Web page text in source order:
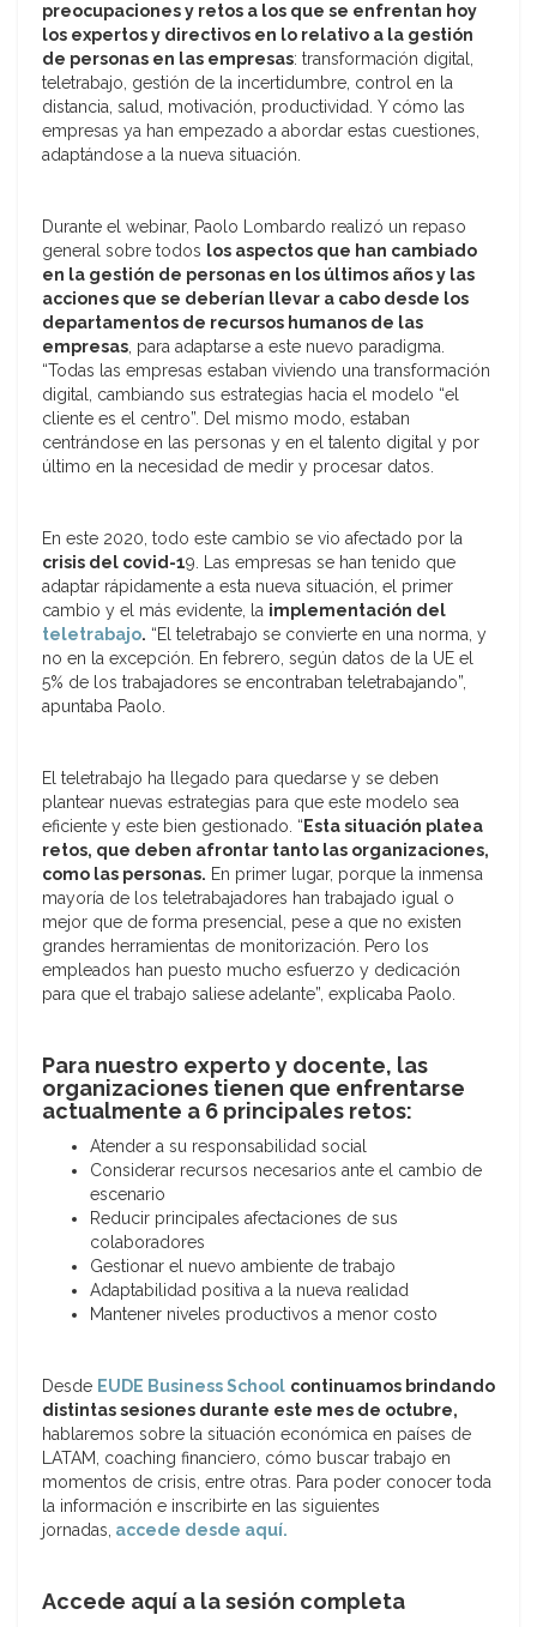
preocupaciones y retos a los que se enfrentan hoy
los expertos y directivos en lo relativo a la gestión
de personas en las empresas: transformación digital,
teletrabajo, gestión de la incertidumbre, control en la
distancia, salud, motivación, productividad. Y cómo las
empresas ya han empezado a abordar estas cuestiones,
adaptándose a la nueva situación.
Durante el webinar, Paolo Lombardo realizó un repaso
general sobre todos los aspectos que han cambiado
en la gestión de personas en los últimos años y las
acciones que se deberían llevar a cabo desde los
departamentos de recursos humanos de las
empresas, para adaptarse a este nuevo paradigma.
“Todas las empresas estaban viviendo una transformación
digital, cambiando sus estrategias hacia el modelo “el
cliente es el centro”. Del mismo modo, estaban
centrándose en las personas y en el talento digital y por
último en la necesidad de medir y procesar datos.
En este 2020, todo este cambio se vio afectado por la
crisis del covid-19. Las empresas se han tenido que
adaptar rápidamente a esta nueva situación, el primer
cambio y el más evidente, la implementación del
teletrabajo. “El teletrabajo se convierte en una norma, y
no en la excepción. En febrero, según datos de la UE el
5% de los trabajadores se encontraban teletrabajando”,
apuntaba Paolo.
El teletrabajo ha llegado para quedarse y se deben
plantear nuevas estrategias para que este modelo sea
eficiente y este bien gestionado. “ Esta situación platea
retos, que deben afrontar tanto las organizaciones,
como las personas. En primer lugar, porque la inmensa
mayoría de los teletrabajadores han trabajado igual o
mejor que de forma presencial, pese a que no existen
grandes herramientas de monitorización. Pero los
empleados han puesto mucho esfuerzo y dedicación
para que el trabajo saliese adelante”, explicaba Paolo.
Para nuestro experto y docente, las
organizaciones tienen que enfrentarse
actualmente a 6 principales retos:
Atender a su responsabilidad social
Considerar recursos necesarios ante el cambio de
escenario
Reducir principales afectaciones de sus
colaboradores
Gestionar el nuevo ambiente de trabajo
Adaptabilidad positiva a la nueva realidad
Mantener niveles productivos a menor costo
Desde EUDE Business School continuamos brindando
distintas sesiones durante este mes de octubre,
hablaremos sobre la situación económica en países de
LATAM, coaching financiero, cómo buscar trabajo en
momentos de crisis, entre otras. Para poder conocer toda
la información e inscribirte en las siguientes
jornadas, accede desde aquí.
Accede aquí a la sesión completa